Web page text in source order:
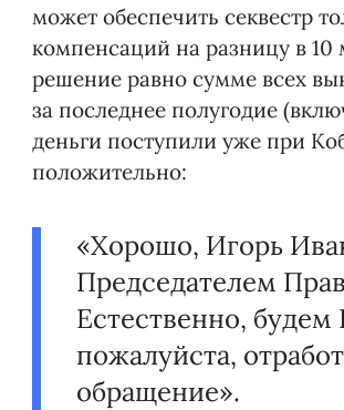
может обеспечить секвестр
компенсаций на разницу в
решение равно сумме всех
за последнее полугодие
деньги поступили уже при
положительно:
«Хорошо, Игорь
Председателем
Естественно,
пожалуйста,
обращение».